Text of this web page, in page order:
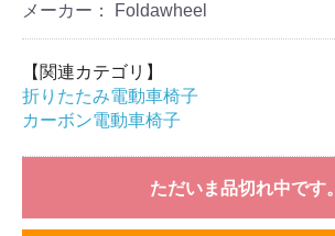
メーカー： Foldawheel
【関連カテゴリ】
折りたたみ電動車椅子
カーボン電動車椅子
ただいま品切れ中です。